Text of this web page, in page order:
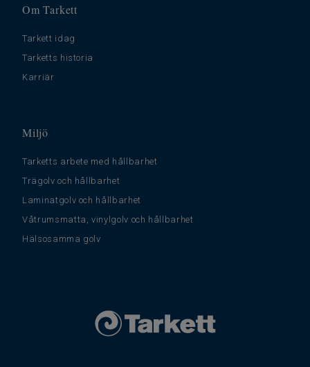
Om Tarkett
Tarkett idag
Tarketts historia
Karriär
Miljö
Tarketts arbete med hållbarhet
Trägolv och hållbarhet
Laminatgolv och hållbarhet
Våtrumsmatta, vinylgolv och hållbarhet
Hälsosamma golv